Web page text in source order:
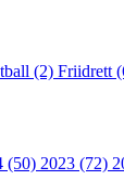
(2) Friidrett
(50) 2023 (72)